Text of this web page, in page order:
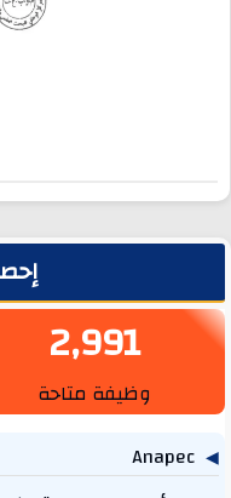
2,991
وظيفة متاحة
Anapec